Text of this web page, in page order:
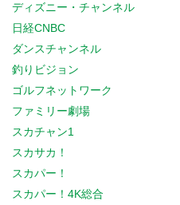
ディズニー・チャンネル
日経CNBC
ダンスチャンネル
釣りビジョン
ゴルフネットワーク
ファミリー劇場
スカチャン1
スカサカ！
スカパー！
スカパー！4K総合